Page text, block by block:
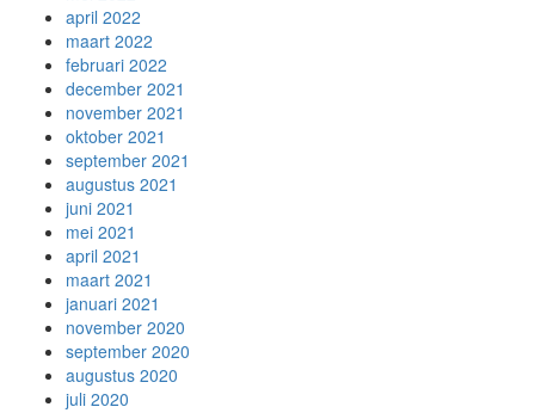
april 2022
maart 2022
februari 2022
december 2021
november 2021
oktober 2021
september 2021
augustus 2021
juni 2021
mei 2021
april 2021
maart 2021
januari 2021
november 2020
september 2020
augustus 2020
juli 2020